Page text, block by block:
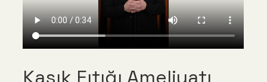
Kasık Fıtığı Ameliyatı